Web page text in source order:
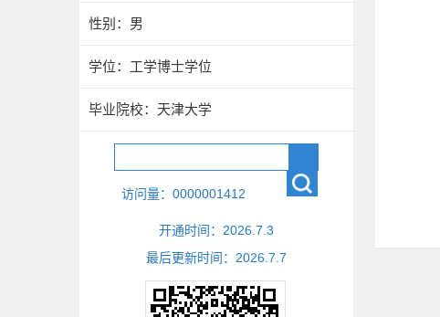
性别：男
学位：工学博士学位
毕业院校：天津大学
访问量： 0000001412
开通时间： 2026 7 3
最后更新时间： 2026 7 7